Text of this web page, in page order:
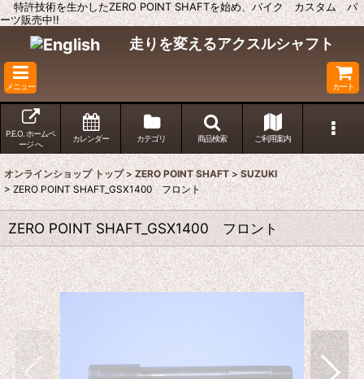
特許技術を生かしたZERO POINT SHAFTを始め、バイク カスタム パ
ーツ販売中!!
走りを変えるアクスルシャフト
メニュー カート
P.E.O. ホームペ
ージ へ
カレンダー カテゴリ 商品検索 ご利用案内
オンラインショップ トップ > ZERO POINT SHAFT > SUZUKI
> ZERO POINT SHAFT_GSX1400 フロント
ZERO POINT SHAFT_GSX1400 フロント